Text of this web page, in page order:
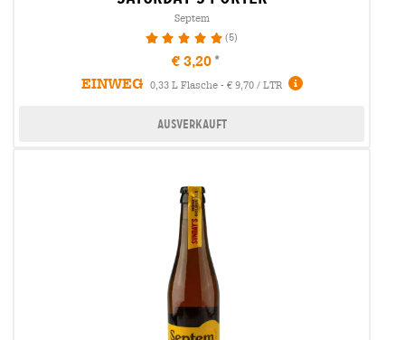
Septem
100% (5)
€ 3,20
EINWEG
0,33 L Flasche - € 9,70 / LTR
Ausverkauft